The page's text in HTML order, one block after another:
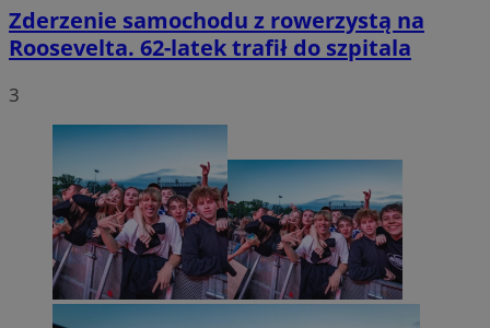
Zderzenie samochodu z rowerzystą na
Roosevelta. 62-latek trafił do szpitala
3